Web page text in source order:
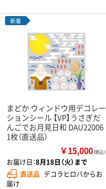
新着
まどか ウィンドウ用デコレー
ションシール 【VP】うさぎだ
んごでお月見日和 DAU22006
1枚（直送品）
￥15,000（税込）
お届け日：8月18日（火）まで
直送品 デコラヒロバからお
届け